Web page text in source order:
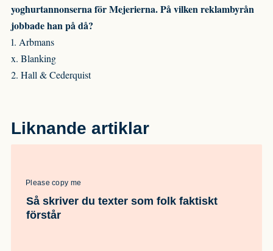
yoghurtannonserna för Mejerierna. På vilken reklambyrån
jobbade han på då?
1. Arbmans
x. Blanking
2. Hall & Cederquist
Liknande artiklar
Please copy me
Så skriver du texter som folk faktiskt
förstår